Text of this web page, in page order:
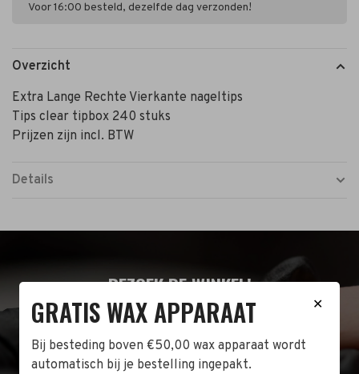
Voor 16:00 besteld, dezelfde dag verzonden!
Overzicht
Extra Lange Rechte Vierkante nageltips
Tips clear tipbox 240 stuks
Prijzen zijn incl. BTW
Details
BEZOEK DE WINKEL!
Naast de online shop hebben wij ook een fysieke
winkel in Zwijndrecht! Het adres is: Antoni van
Leeuwenhoekstraat 10. Kom op een doordeweekse
✕
GRATIS WAX APPARAAT
Bij besteding boven €50,00 wax apparaat wordt
automatisch bij je bestelling ingepakt.